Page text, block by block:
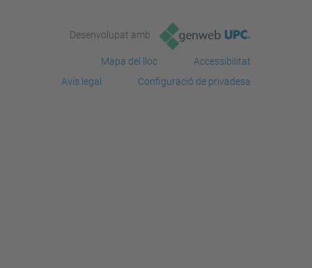
Desenvolupat amb
Mapa del lloc
Accessibilitat
Avís legal
Configuració de privadesa